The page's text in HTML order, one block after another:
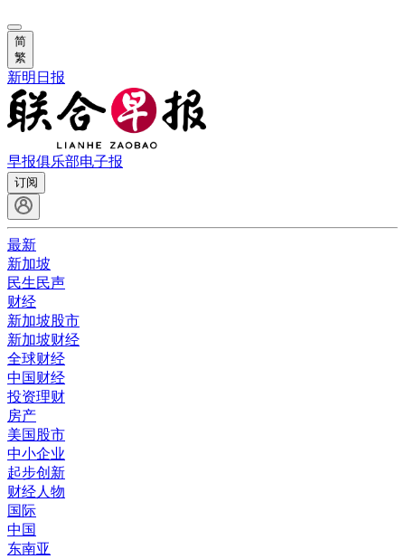
简
繁
新明日报
早报俱乐部电子报
订阅
最新
新加坡
民生民声
财经
新加坡股市
新加坡财经
全球财经
中国财经
投资理财
房产
美国股市
中小企业
起步创新
财经人物
国际
中国
东南亚